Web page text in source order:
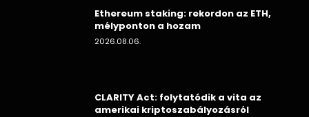
Ethereum staking: rekordon az ETH,
mélyponton a hozam
2026.08.06.
CLARITY Act: folytatódik a vita az
amerikai kriptoszabályozásról